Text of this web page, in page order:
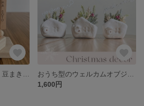
1,600円